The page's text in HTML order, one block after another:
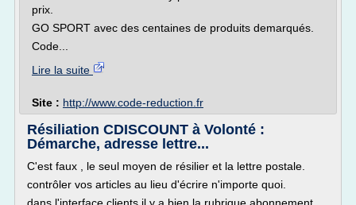
prix.
GO SPORT avec des centaines de produits demarqués.
Code...
Lire la suite
Site : http://www.code-reduction.fr
Résiliation CDISCOUNT à Volonté :
Démarche, adresse lettre...
C'est faux , le seul moyen de résilier et la lettre postale.
contrôler vos articles au lieu d'écrire n'importe quoi.